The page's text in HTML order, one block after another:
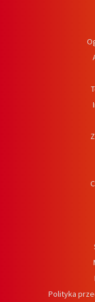
Polityka